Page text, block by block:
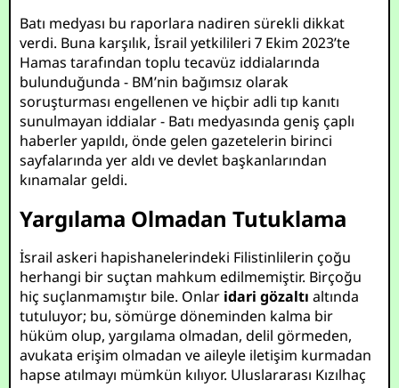
Batı medyası bu raporlara nadiren sürekli dikkat
verdi. Buna karşılık, İsrail yetkilileri 7 Ekim 2023’te
Hamas tarafından toplu tecavüz iddialarında
bulunduğunda - BM’nin bağımsız olarak
soruşturması engellenen ve hiçbir adli tıp kanıtı
sunulmayan iddialar - Batı medyasında geniş çaplı
haberler yapıldı, önde gelen gazetelerin birinci
sayfalarında yer aldı ve devlet başkanlarından
kınamalar geldi.
Yargılama Olmadan Tutuklama
İsrail askeri hapishanelerindeki Filistinlilerin çoğu
herhangi bir suçtan mahkum edilmemiştir. Birçoğu
hiç suçlanmamıştır bile. Onlar idari gözaltı altında
tutuluyor; bu, sömürge döneminden kalma bir
hüküm olup, yargılama olmadan, delil görmeden,
avukata erişim olmadan ve aileyle iletişim kurmadan
hapse atılmayı mümkün kılıyor. Uluslararası Kızılhaç